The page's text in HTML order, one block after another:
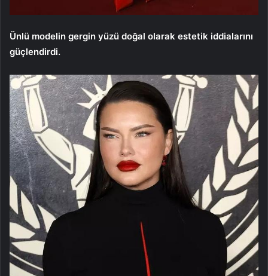
Ünlü modelin gergin yüzü doğal olarak estetik iddialarını
güçlendirdi.